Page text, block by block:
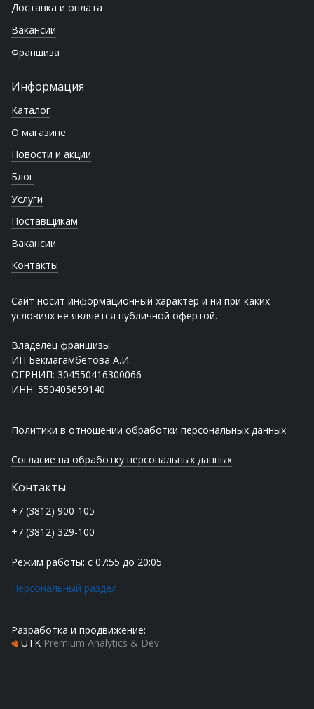
Доставка и оплата
Вакансии
Франшиза
Информация
Каталог
О магазине
Новости и акции
Блог
Услуги
Поставщикам
Вакансии
Контакты
Сайт носит информационный характер и ни при каких
условиях не является публичной офертой.
Владелец франшизы:
ИП Бекмагамбетова А.И.
ОГРНИП: 304550416300066
ИНН: 550405659140
Политики в отношении обработки персональных данных
Согласие на обработку персональных данных
Контакты
+7 (3812) 900-105
+7 (3812) 329-100
Режим работы: с 07:55 до 20:05
Персональный раздел
Разработка и продвижение:
UTK Premium Analytics & Dev